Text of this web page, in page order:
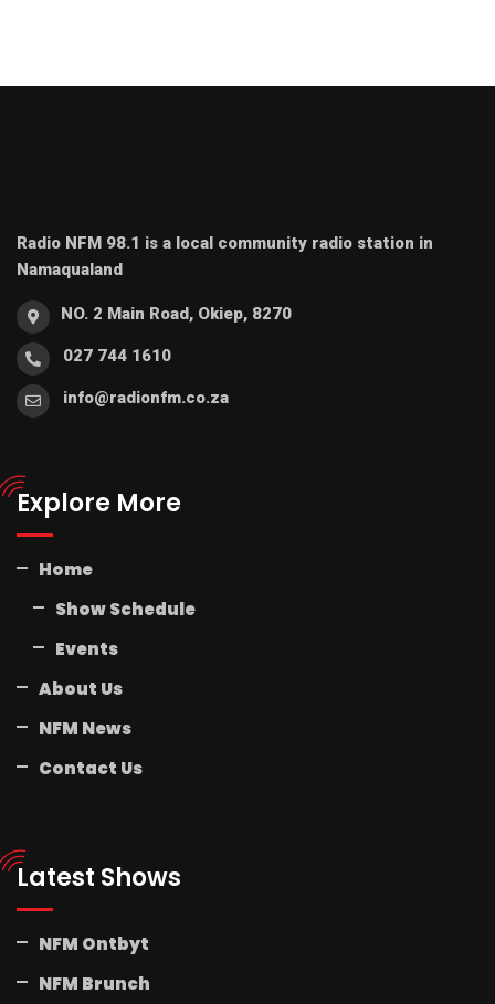
Radio NFM 98.1 is a local community radio station in
Namaqualand
NO. 2 Main Road, Okiep, 8270
027 744 1610
info@radionfm.co.za
Explore More
Home
Show Schedule
Events
About Us
NFM News
Contact Us
Latest Shows
NFM Ontbyt
NFM Brunch